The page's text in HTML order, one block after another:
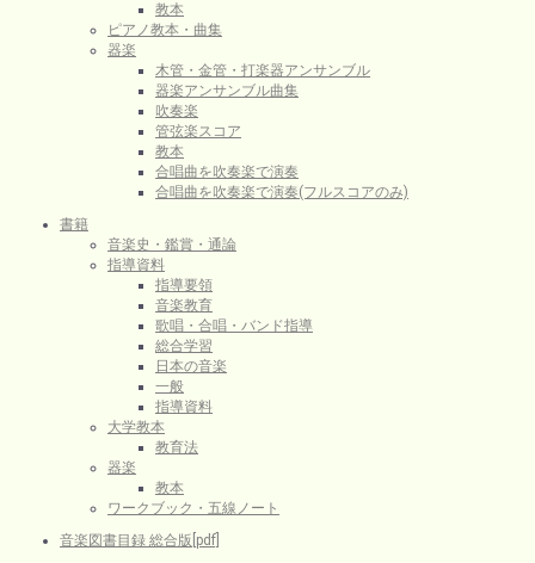
教本
ピアノ教本・曲集
器楽
木管・金管・打楽器アンサンブル
器楽アンサンブル曲集
吹奏楽
管弦楽スコア
教本
合唱曲を吹奏楽で演奏
合唱曲を吹奏楽で演奏(フルスコアのみ)
書籍
音楽史・鑑賞・通論
指導資料
指導要領
音楽教育
歌唱・合唱・バンド指導
総合学習
日本の音楽
一般
指導資料
大学教本
教育法
器楽
教本
ワークブック・五線ノート
音楽図書目録 総合版[pdf]